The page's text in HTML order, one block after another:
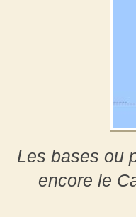
Les bases ou
encore le